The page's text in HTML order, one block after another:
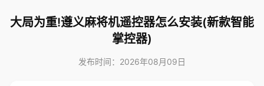
大局为重!遵义麻将机遥控器怎么安装(新款智能
掌控器)
发布时间：2026年08月09日